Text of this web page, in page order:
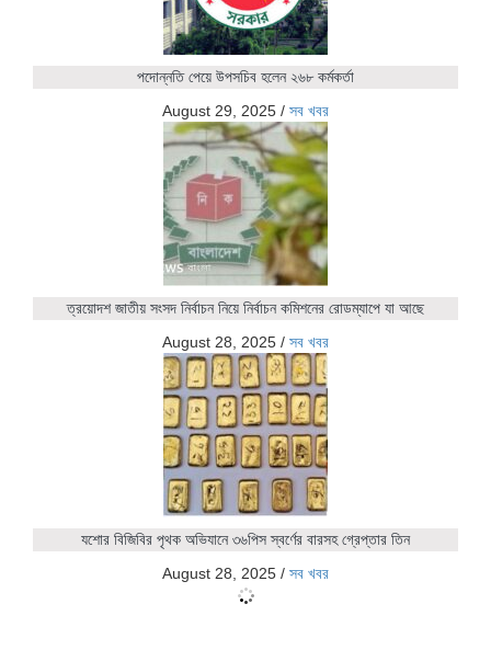
পদোন্নতি পেয়ে উপসচিব হলেন ২৬৮ কর্মকর্তা
August 29, 2025 / সব খবর
ত্রয়োদশ জাতীয় সংসদ নির্বাচন নিয়ে নির্বাচন কমিশনের রোডম্যাপে যা আছে
August 28, 2025 / সব খবর
যশোর বিজিবির পৃথক অভিযানে ৩৬পিস স্বর্ণের বারসহ গ্রেপ্তার তিন
August 28, 2025 / সব খবর